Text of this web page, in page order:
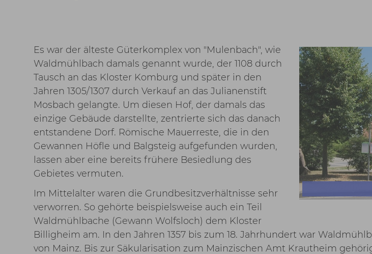
Es war der älteste Güterkomplex von "Mulenbach", wie
Waldmühlbach damals genannt wurde, der 1108 durch
Tausch an das Kloster Komburg und später in den
Jahren 1305/1307 durch Verkauf an das Julianenstift
Mosbach gelangte. Um diesen Hof, der damals das
einzige Gebäude darstellte, zentrierte sich das danach
entstandene Dorf. Römische Mauerreste, die in den
Gewannen Höfle und Balgsteig aufgefunden wurden,
lassen aber eine bereits frühere Besiedlung des
Gebietes vermuten.
Im Mittelalter waren die Grundbesitzverhältnisse sehr
verworren. So gehörte beispielsweise auch ein Teil
Waldmühlbache (Gewann Wolfsloch) dem Kloster
Billigheim am. In den Jahren 1357 bis zum 18. Jahrhundert war
von Mainz. Bis zur Säkularisation zum Mainzischen Amt Krautheim